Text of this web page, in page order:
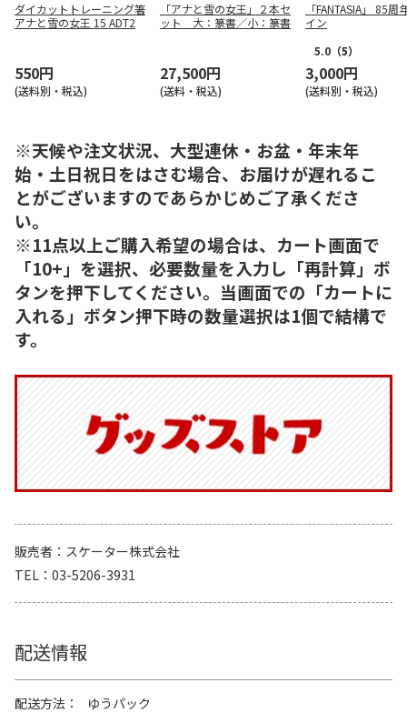
ダイカットトレーニング箸
アナと雪の女王 15 ADT2
550円
(送料別・税込)
「アナと雪の女王」２本セ
ット 大：篆書／小：篆書
27,500円
(送料・税込)
「FANTASIA」 85周
イン
5.0 （5）
3,000円
(送料別・税込)
※天候や注文状況、大型連休・お盆・年末年
始・土日祝日をはさむ場合、お届けが遅れるこ
とがございますのであらかじめご了承くださ
い。
※11点以上ご購入希望の場合は、カート画面で
「10+」を選択、必要数量を入力し「再計算」ボ
タンを押下してください。当画面での「カートに
入れる」ボタン押下時の数量選択は1個で結構で
す。
販売者
スケーター株式会社
TEL
03-5206-3931
配送情報
配送方法
ゆうパック